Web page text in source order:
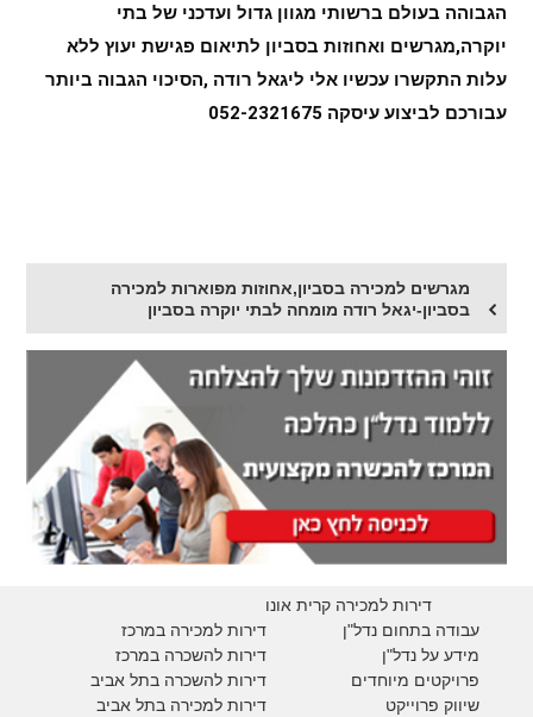
הגבוהה בעולם
עבורכם לביצוע עיסקה 052-2321675
מגרשים למכירה בסביון,אחוזות מפוארות למכירה
בסביון-יגאל רודה מומחה לבתי יוקרה בסביון
דירות למכירה קרית אונו
דירות למכירה במרכז
דירות להשכרה במרכז
דירות להשכרה בתל אביב
דירות למכירה בתל אביב
עבודה בתחום נדל"ן
מידע על נדל"ן
פרויקטים מיוחדים
שיווק פרוייקט